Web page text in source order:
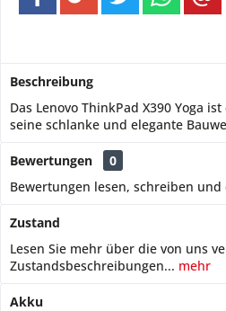
Beschreibung
Das Lenovo ThinkPad X390 Yoga
seine schlanke und elegante
Bewertungen
0
Bewertungen lesen, schreiben
Zustand
Lesen Sie mehr über die von uns
Zustandsbeschreibungen... mehr
Akku